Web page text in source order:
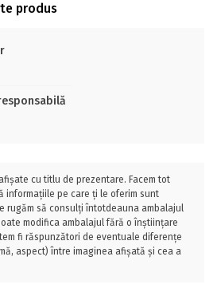
produs
cu titlu de prezentare. Facem tot
informațiile pe care ți le oferim sunt
rugăm să consulți întotdeauna ambalajul
modifica ambalajul fără o înștiințare
fi răspunzători de eventuale diferențe
aspect) între imaginea afișată și cea a